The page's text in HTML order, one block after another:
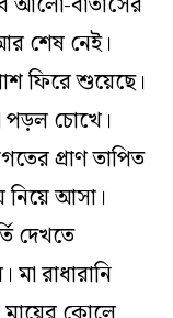
শেষ নেই।
ফিরে শুয়েছে।
পড়ল চোখে।
প্রাণ তাপিত
আসা।
দেখতে
রাধারানি